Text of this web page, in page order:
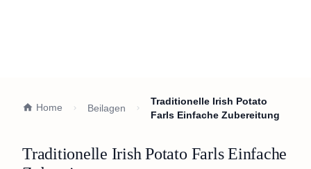
Home Beilagen
Traditionelle Irish Potato
Farls Einfache Zubereitung
Traditionelle Irish Potato Farls Einfache